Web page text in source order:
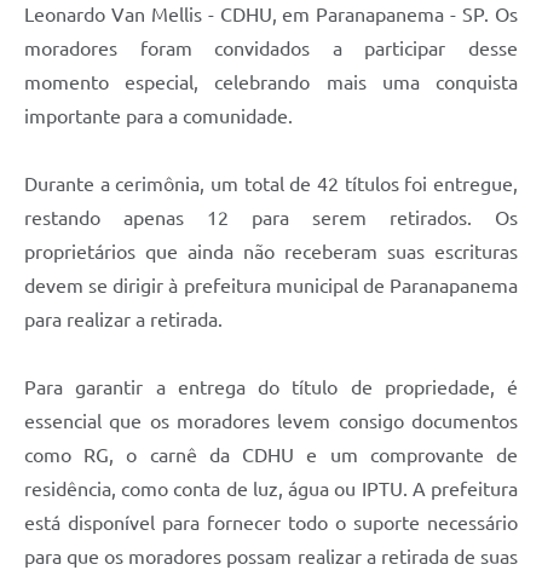
Leonardo Van Mellis - CDHU, em Paranapanema - SP. Os
moradores foram convidados a participar desse
momento especial, celebrando mais uma conquista
importante para a comunidade.
Durante a cerimônia, um total de 42 títulos foi entregue,
restando apenas 12 para serem retirados. Os
proprietários que ainda não receberam suas escrituras
devem se dirigir à prefeitura municipal de Paranapanema
para realizar a retirada.
Para garantir a entrega do título de propriedade, é
essencial que os moradores levem consigo documentos
como RG, o carnê da CDHU e um comprovante de
residência, como conta de luz, água ou IPTU. A prefeitura
está disponível para fornecer todo o suporte necessário
para que os moradores possam realizar a retirada de suas